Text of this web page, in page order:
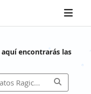
encontrarás las